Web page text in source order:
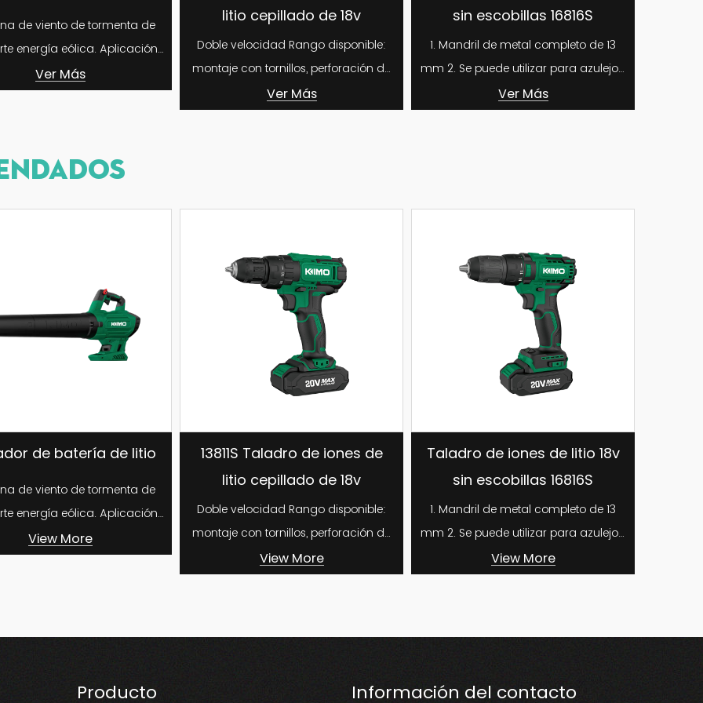
Doble velocidad Rango disponible:
montaje con tornillos, perforación de
madera, perforación de...
Ver Más
sin escobillas 16816S
1. Mandril de metal completo de 13
mm 2. Se puede utilizar para azulejos,
litio de 18 V sin escobillas
1. Pinza totalmente metálica de 13
con impacto 2. Se puede utilizar para
de
13811S Taladro de iones de
litio cepillado de 18v
Doble velocidad Rango disponible:
montaje con tornillos, perforación de
madera, perforación de...
View More
Taladro de iones de litio 18v
sin escobillas 16816S
1. Mandril de metal completo de 13
mm 2. Se puede utilizar para azulejos,
16816ST Taladro de iones
litio de 18 V sin
1. Pinza totalmente metálica de
con impacto 2. Se puede utilizar para
Producto Información del contacto